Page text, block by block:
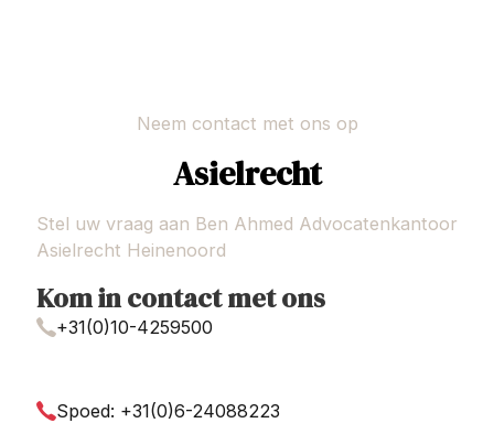
Neem contact met ons op
Asielrecht
Stel uw vraag aan Ben Ahmed Advocatenkantoor
Asielrecht Heinenoord
Kom in contact met ons
+31(0)10-4259500
Spoed: +31(0)6-24088223